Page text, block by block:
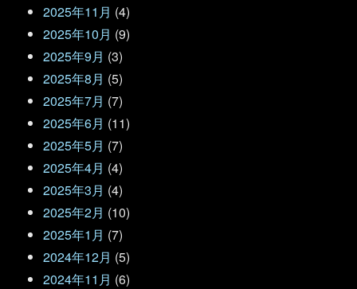
2025年11月 (4)
2025年10月 (9)
2025年9月 (3)
2025年8月 (5)
2025年7月 (7)
2025年6月 (11)
2025年5月 (7)
2025年4月 (4)
2025年3月 (4)
2025年2月 (10)
2025年1月 (7)
2024年12月 (5)
2024年11月 (6)